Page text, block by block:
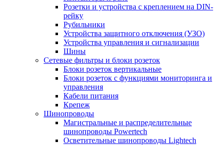
Розетки и устройства с креплением на DIN-
рейку
Рубильники
Устройства защитного отключения (УЗО)
Устройства управления и сигнализации
Шины
Сетевые фильтры и блоки розеток
Блоки розеток вертикальные
Блоки розеток с функциями мониторинга и
управления
Кабели питания
Крепеж
Шинопроводы
Магистральные и распределительные
шинопроводы Powertech
Осветительные шинопроводы Lightech